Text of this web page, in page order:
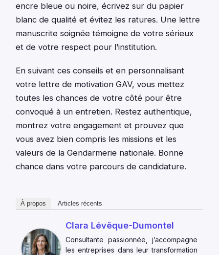
encre bleue ou noire, écrivez sur du papier
blanc de qualité et évitez les ratures. Une lettre
manuscrite soignée témoigne de votre sérieux
et de votre respect pour l’institution.
En suivant ces conseils et en personnalisant
votre lettre de motivation GAV, vous mettez
toutes les chances de votre côté pour être
convoqué à un entretien. Restez authentique,
montrez votre engagement et prouvez que
vous avez bien compris les missions et les
valeurs de la Gendarmerie nationale. Bonne
chance dans votre parcours de candidature.
À propos Articles récents
Clara Lévêque-Dumontel
Consultante passionnée, j’accompagne
les entreprises dans leur transformation